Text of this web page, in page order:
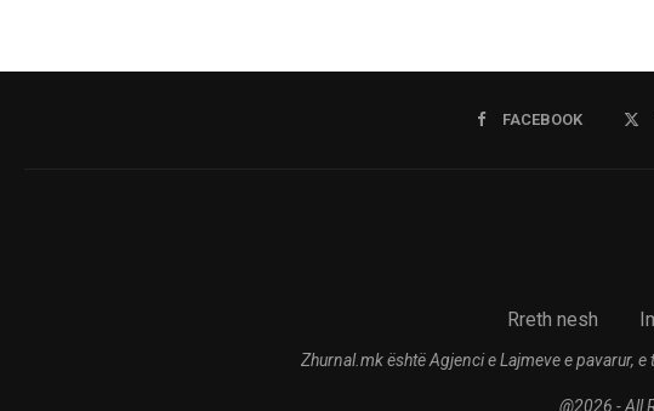
FACEBOOK
Rreth nesh
Zhurnal.mk është Agjenci e Lajmeve e pavarur,
@2026 - All